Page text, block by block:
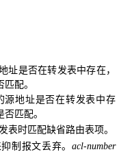
址是否在转发表中存在，
配。
源地址是否在转发表中存
匹配。
表时匹配缺省路由表项。
制报文丢弃。acl-number